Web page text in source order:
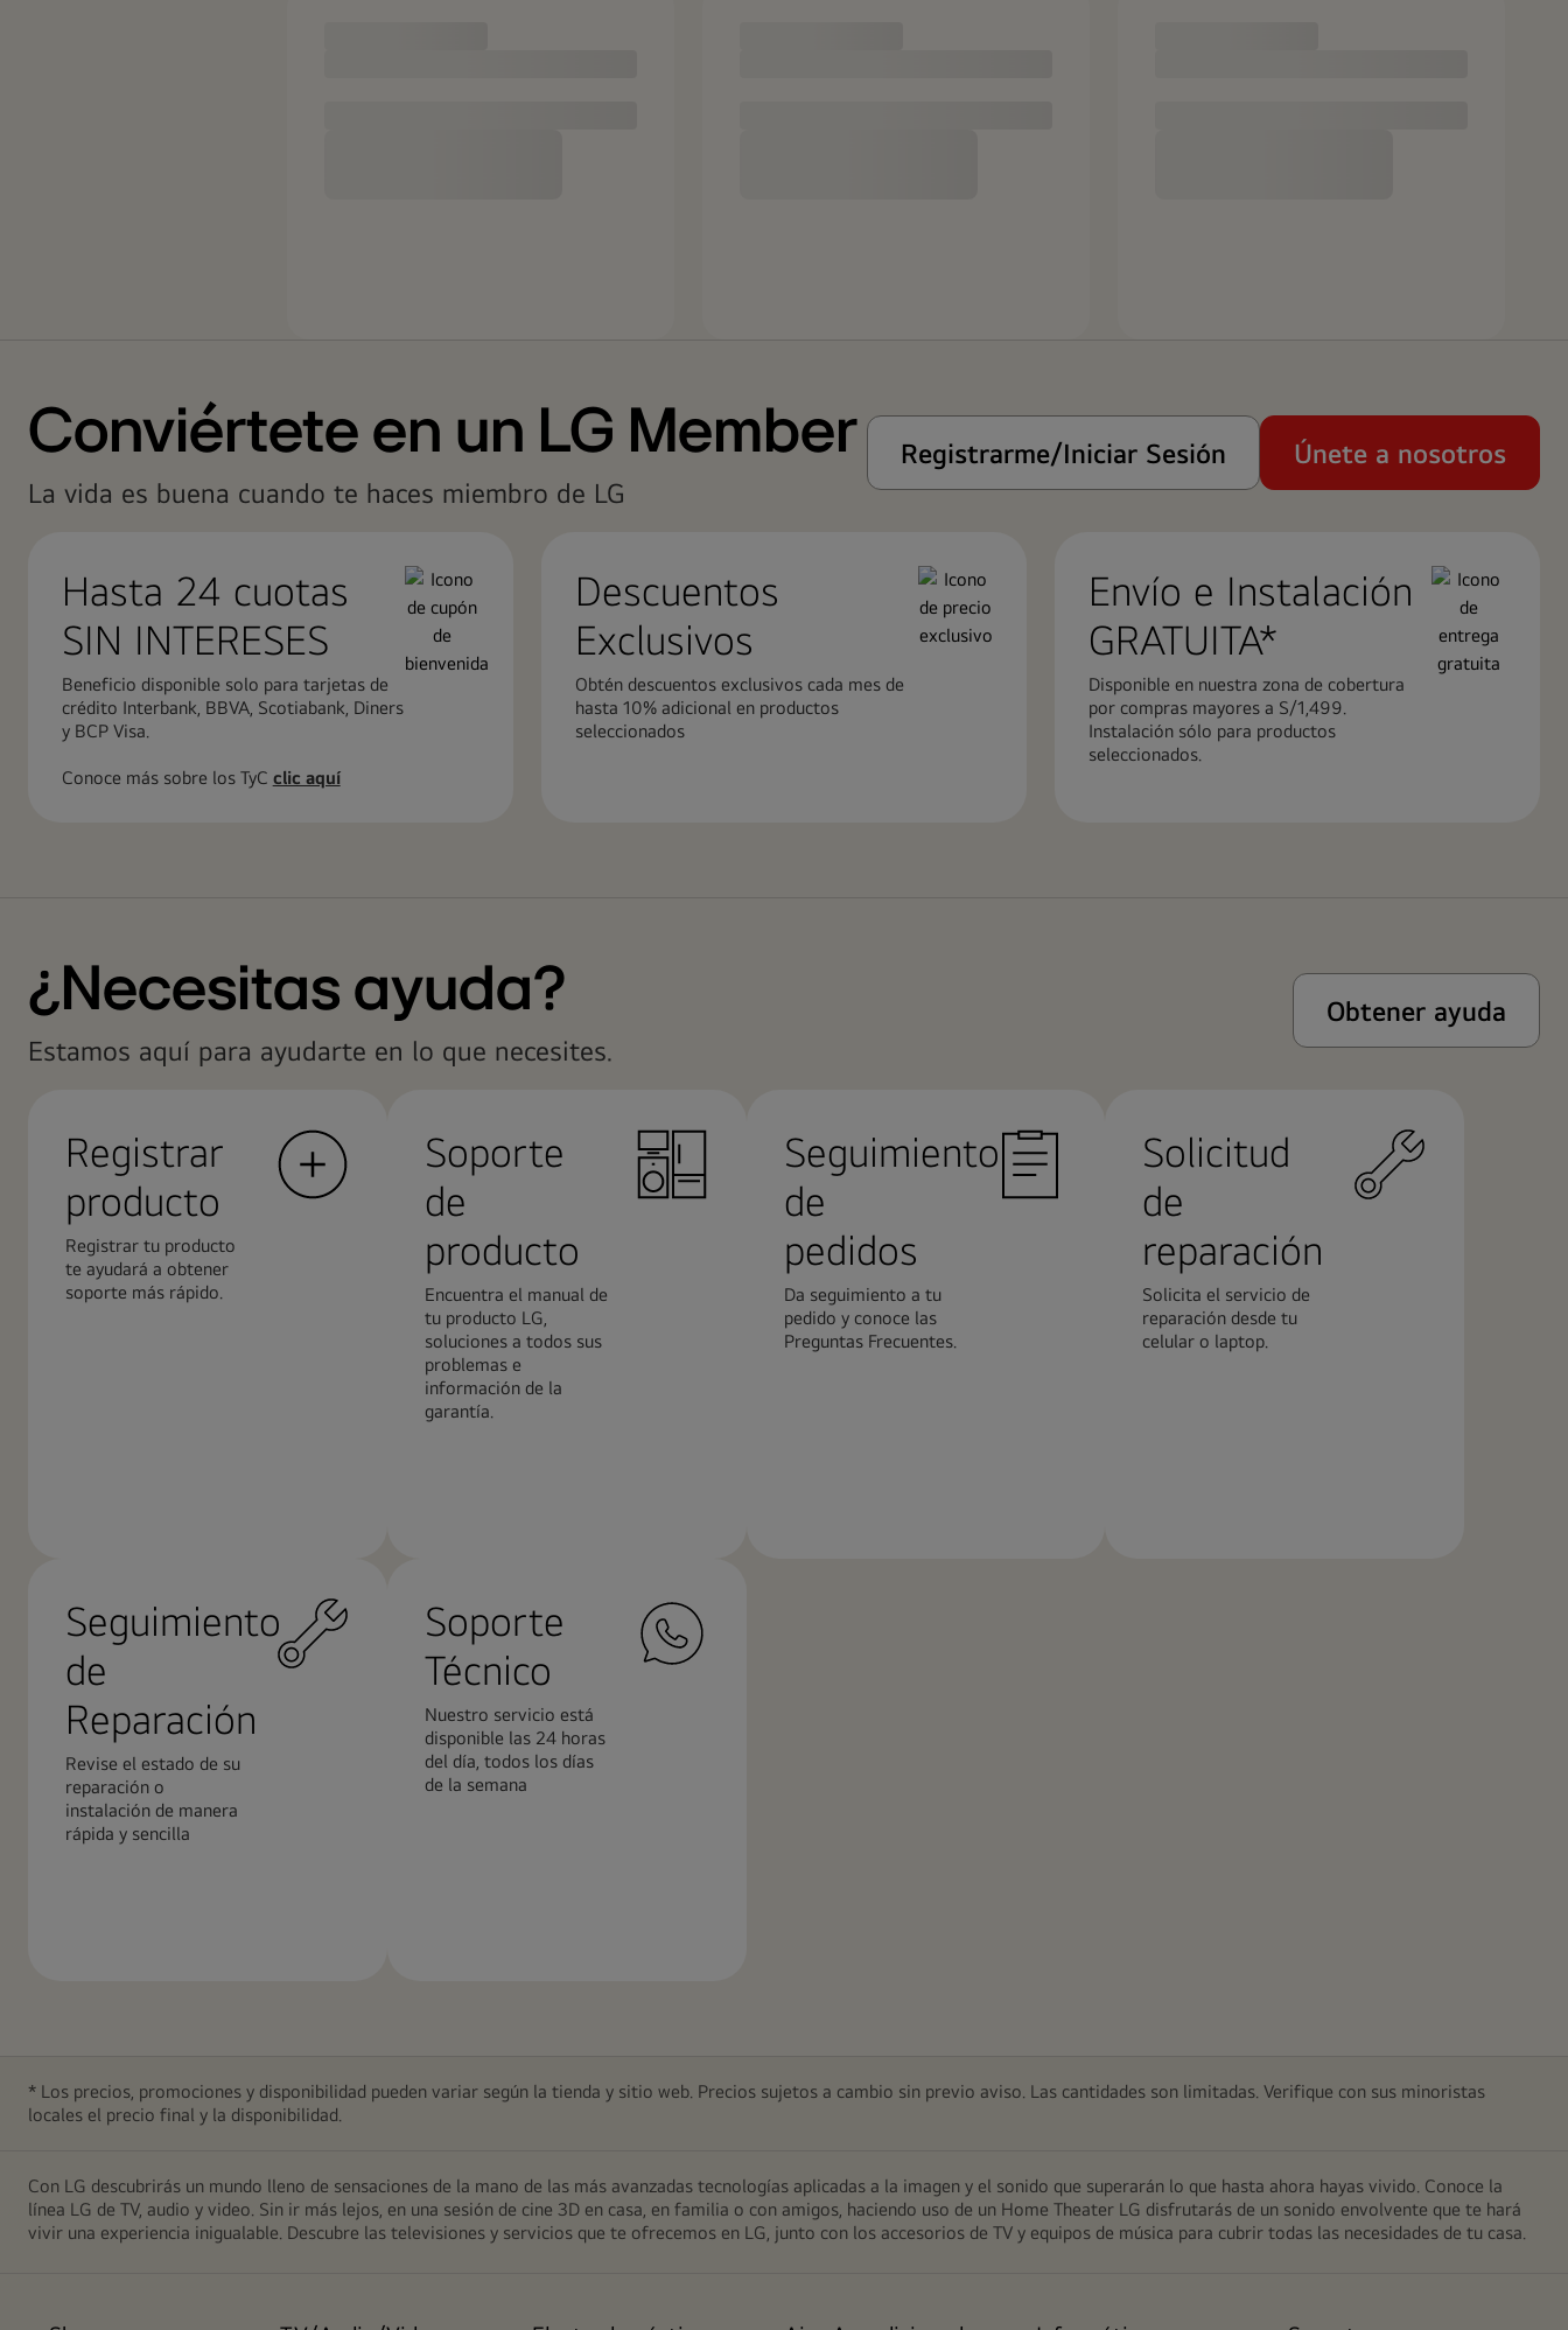
Conviértete en un LG Member
La vida es buena cuando te haces miembro de LG
Registrarme/Iniciar Sesión Únete a nosotros
Hasta 24 cuotas ​
SIN INTERESES
Beneficio disponible solo para tarjetas de
crédito Interbank, BBVA, Scotiabank, Diners
y BCP Visa.
Conoce más sobre los TyC clic aquí
Descuentos
Exclusivos
Obtén descuentos exclusivos cada mes de
hasta 10% adicional en productos
seleccionados
Envío e Instalación ​
GRATUITA*
Disponible en nuestra zona de cobertura
por compras mayores a S/1,499.
Instalación sólo para productos
seleccionados.
¿Necesitas ayuda?
Estamos aquí para ayudarte en lo que necesites.
Obtener ayuda
Registrar
producto
Registrar tu producto
te ayudará a obtener
soporte más rápido.
Soporte
de
producto
Encuentra el manual de
tu producto LG,
soluciones a todos sus
problemas e
información de la
garantía.
Seguimiento
de
pedidos
Da seguimiento a tu
pedido y conoce las
Preguntas Frecuentes.
Solicitud
de
reparación
Solicita el servicio de
reparación desde tu
celular o laptop.
Seguimiento
de
Reparación
Revise el estado de su
reparación o
instalación de manera
rápida y sencilla
Soporte
Técnico
Nuestro servicio está
disponible las 24 horas
del día, todos los días
de la semana
* Los precios, promociones y disponibilidad pueden variar según la tienda y sitio web. Precios sujetos a cambio sin previo aviso. Las cantidades son limitadas. Verifique con sus minoristas
locales el precio final y la disponibilidad.
Con LG descubrirás un mundo lleno de sensaciones de la mano de las más avanzadas tecnologías aplicadas a la imagen y el sonido que superarán lo que hasta ahora hayas vivido. Conoce la
línea LG de TV, audio y video. Sin ir más lejos, en una sesión de cine 3D en casa, en familia o con amigos, haciendo uso de un Home Theater LG disfrutarás de un sonido envolvente que te hará
vivir una experiencia inigualable. Descubre las televisiones y servicios que te ofrecemos en LG, junto con los accesorios de TV y equipos de música para cubrir todas las necesidades de tu casa.